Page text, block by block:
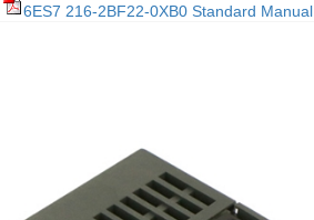
6ES7 216-2BF22-0XB0 Standard Manual